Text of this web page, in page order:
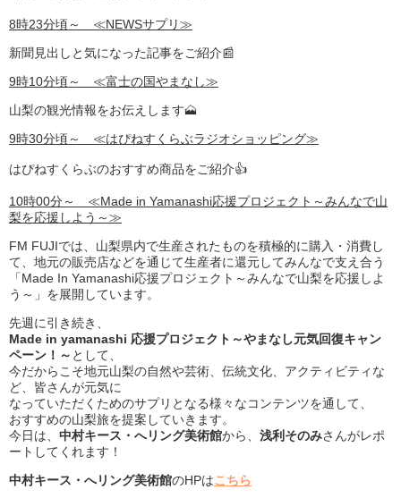
8時23分頃～ ≪NEWSサプリ≫
新聞見出しと気になった記事をご紹介📰
9時10分頃～ ≪富士の国やまなし≫
山梨の観光情報をお伝えします🗻
9時30分頃～ ≪はぴねすくらぶラジオショッピング≫
はぴねすくらぶのおすすめ商品をご紹介👍
10時00分～ ≪Made in Yamanashi応援プロジェクト～みんなで山
梨を応援しよう～≫
FM FUJIでは、山梨県内で生産されたものを積極的に購入・消費し
て、地元の販売店などを通じて生産者に還元してみんなで支え合う
「Made In Yamanashi応援プロジェクト～みんなで山梨を応援しよ
う～」を展開しています。
先週に引き続き、
Made in yamanashi 応援プロジェクト～やまなし元気回復キャン
ペーン！～ として、
今だからこそ地元山梨の自然や芸術、伝統文化、アクティビティな
ど、皆さんが元気に
なっていただくためのサプリとなる様々なコンテンツを通して、
おすすめの山梨旅を提案していきます。
今日は、 中村キース・へリング美術館から、 浅利そのみさんがレポ
ートしてくれます！
中村キース・へリング美術館のHPはこちら